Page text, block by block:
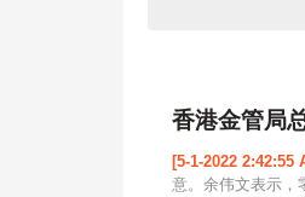
香港金管局
[5-1-2022 2:42:55
意。余伟文表示，